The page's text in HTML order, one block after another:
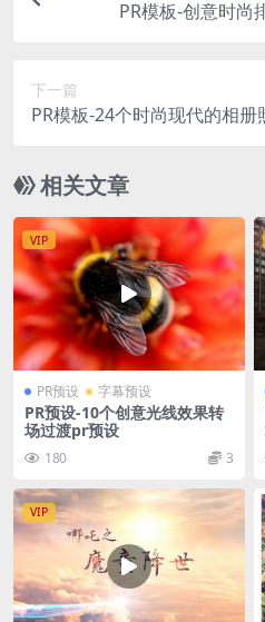
PR模板-创意时尚
下一篇
PR模板-24个时尚现代的相册
相关文章
VIP
PR预设 字幕预设
PR预设-10个创意光线效果转
场过渡pr预设
180 3
VIP